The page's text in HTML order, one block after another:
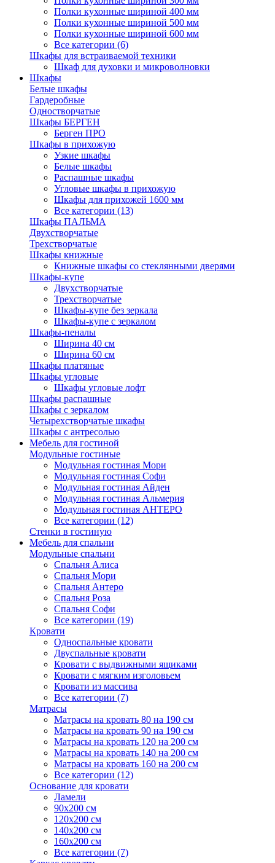
Полки кухонные шириной 400 мм
Полки кухонные шириной 500 мм
Полки кухонные шириной 600 мм
Все категории (6)
Шкафы для встраиваемой техники
Шкаф для духовки и микроволновки
Шкафы
Белые шкафы
Гардеробные
Одностворчатые
Шкафы БЕРГЕН
Берген ПРО
Шкафы в прихожую
Узкие шкафы
Белые шкафы
Распашные шкафы
Угловые шкафы в прихожую
Шкафы для прихожей 1600 мм
Все категории (13)
Шкафы ПАЛЬМА
Двухстворчатые
Трехстворчатые
Шкафы книжные
Книжные шкафы со стеклянными дверями
Шкафы-купе
Двухстворчатые
Трехстворчатые
Шкафы-купе без зеркала
Шкафы-купе с зеркалом
Шкафы-пеналы
Ширина 40 см
Ширина 60 см
Шкафы платяные
Шкафы угловые
Шкафы угловые лофт
Шкафы распашные
Шкафы с зеркалом
Четырехстворчатые шкафы
Шкафы с антресолью
Мебель для гостиной
Модульные гостиные
Модульная гостиная Мори
Модульная гостиная Софи
Модульная гостиная Айден
Модульная гостиная Альмерия
Модульная гостиная АНТЕРО
Все категории (12)
Стенки в гостиную
Мебель для спальни
Модульные спальни
Спальня Алиса
Спальня Мори
Спальня Антеро
Спальня Роза
Спальня Софи
Все категории (19)
Кровати
Односпальные кровати
Двуспальные кровати
Кровати с выдвижными ящиками
Кровати с мягким изголовьем
Кровати из массива
Все категории (7)
Матрасы
Матрасы на кровать 80 на 190 см
Матрасы на кровать 90 на 190 см
Матрасы на кровать 120 на 200 см
Матрасы на кровать 140 на 200 см
Матрасы на кровать 160 на 200 см
Все категории (12)
Основание для кровати
Ламели
90х200 см
120х200 см
140х200 см
160х200 см
Все категории (7)